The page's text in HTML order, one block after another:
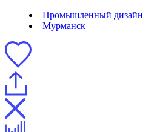
Промышленный дизайн
Мурманск